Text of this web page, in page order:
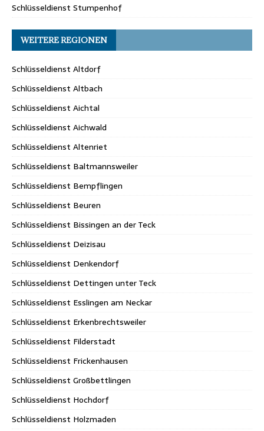
Schlüsseldienst Stumpenhof
WEITERE REGIONEN
Schlüsseldienst Altdorf
Schlüsseldienst Altbach
Schlüsseldienst Aichtal
Schlüsseldienst Aichwald
Schlüsseldienst Altenriet
Schlüsseldienst Baltmannsweiler
Schlüsseldienst Bempflingen
Schlüsseldienst Beuren
Schlüsseldienst Bissingen an der Teck
Schlüsseldienst Deizisau
Schlüsseldienst Denkendorf
Schlüsseldienst Dettingen unter Teck
Schlüsseldienst Esslingen am Neckar
Schlüsseldienst Erkenbrechtsweiler
Schlüsseldienst Filderstadt
Schlüsseldienst Frickenhausen
Schlüsseldienst Großbettlingen
Schlüsseldienst Hochdorf
Schlüsseldienst Holzmaden